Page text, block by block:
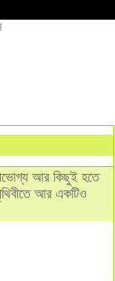
আর কিছুই হতে
আর একটিও